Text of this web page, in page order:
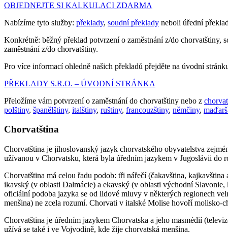
OBJEDNEJTE SI KALKULACI ZDARMA
Nabízíme tyto služby: překlady, soudní překlady neboli úřední
Konkrétně: běžný překlad potvrzení o zaměstnání z/do
zaměstnání z/do chorvatštiny.
Pro více informací ohledně našich překladů přejděte na úvodní
PŘEKLADY S.R.O. – ÚVODNÍ STRÁNKA
Přeložíme vám potvrzení o zaměstnání do chorvatštiny nebo z
polštiny, španělštiny, italštiny, ruštiny, francouzštiny, němčiny,
Chorvatština
Chorvatština je jihoslovanský jazyk chorvatského obyvatelstva
užívanou v Chorvatsku, která byla úředním jazykem v Jugoslávii do
Chorvatština má celou řadu podob: tři nářečí (čakavština,
ikavský (v oblasti Dalmácie) a ekavský (v oblasti východní
oficiální podoba jazyka se od lidové mluvy v některých regionech
menšina) ne zcela rozumí. Chorvati v italské Molise hovoří molisko-
Chorvatština je úředním jazykem Chorvatska a jeho masmédií
užívá se také i ve Vojvodině, kde žije chorvatská menšina.